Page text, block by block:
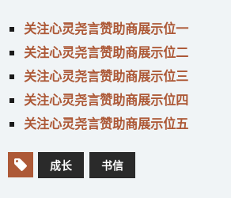
关注心灵尧言赞助商展示位一
关注心灵尧言赞助商展示位二
关注心灵尧言赞助商展示位三
关注心灵尧言赞助商展示位四
关注心灵尧言赞助商展示位五
成长 书信